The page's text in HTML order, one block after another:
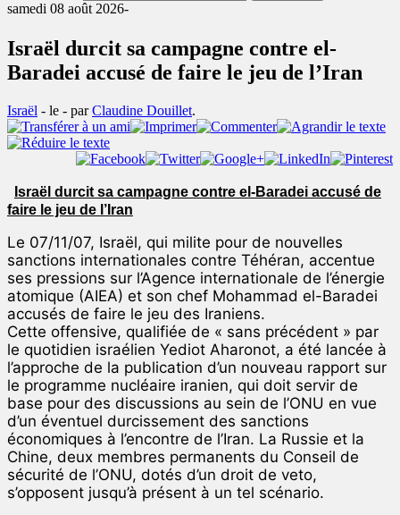
samedi 08 août 2026-
Israël durcit sa campagne contre el-
Baradei accusé de faire le jeu de l’Iran
Israël - le - parClaudine Douillet.
Israël durcit sa campagne contre el-Baradei accusé de
faire le jeu de l’Iran
Le 07/11/07, Israël, qui milite pour de nouvelles
sanctions internationales contre Téhéran, accentue
ses pressions sur l’Agence internationale de l’énergie
atomique (AIEA) et son chef Mohammad el-Baradei
accusés de faire le jeu des Iraniens.
Cette offensive, qualifiée de « sans précédent » par
le quotidien israélien Yediot Aharonot, a été lancée à
l’approche de la publication d’un nouveau rapport sur
le programme nucléaire iranien, qui doit servir de
base pour des discussions au sein de l’ONU en vue
d’un éventuel durcissement des sanctions
économiques à l’encontre de l’Iran. La Russie et la
Chine, deux membres permanents du Conseil de
sécurité de l’ONU, dotés d’un droit de veto,
s’opposent jusqu’à présent à un tel scénario.